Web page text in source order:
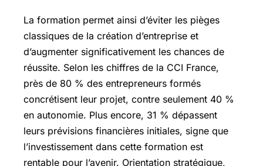
La formation permet ainsi d’éviter les pièges
classiques de la création d’entreprise et
d’augmenter significativement les chances de
réussite. Selon les chiffres de la CCI France,
près de 80 % des entrepreneurs formés
concrétisent leur projet, contre seulement 40 %
en autonomie. Plus encore, 31 % dépassent
leurs prévisions financières initiales, signe que
l’investissement dans cette formation est
rentable pour l’avenir. Orientation stratégique,